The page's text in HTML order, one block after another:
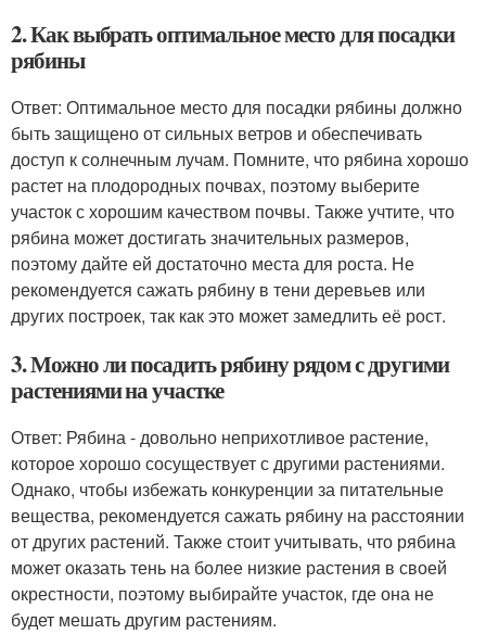
2. Как выбрать оптимальное место для посадки
рябины
Ответ: Оптимальное место для посадки рябины должно
быть защищено от сильных ветров и обеспечивать
доступ к солнечным лучам. Помните, что рябина хорошо
растет на плодородных почвах, поэтому выберите
участок с хорошим качеством почвы. Также учтите, что
рябина может достигать значительных размеров,
поэтому дайте ей достаточно места для роста. Не
рекомендуется сажать рябину в тени деревьев или
других построек, так как это может замедлить её рост.
3. Можно ли посадить рябину рядом с другими
растениями на участке
Ответ: Рябина - довольно неприхотливое растение,
которое хорошо сосуществует с другими растениями.
Однако, чтобы избежать конкуренции за питательные
вещества, рекомендуется сажать рябину на расстоянии
от других растений. Также стоит учитывать, что рябина
может оказать тень на более низкие растения в своей
окрестности, поэтому выбирайте участок, где она не
будет мешать другим растениям.